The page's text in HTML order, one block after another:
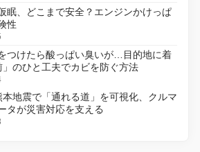
眠、どこまで安全？エンジンかけっぱ
性
つけたら酸っぱい臭いが…目的地に着
」のひと工夫でカビを防ぐ方法
地震で「通れる道」を可視化、クルマ
タが災害対応を支える